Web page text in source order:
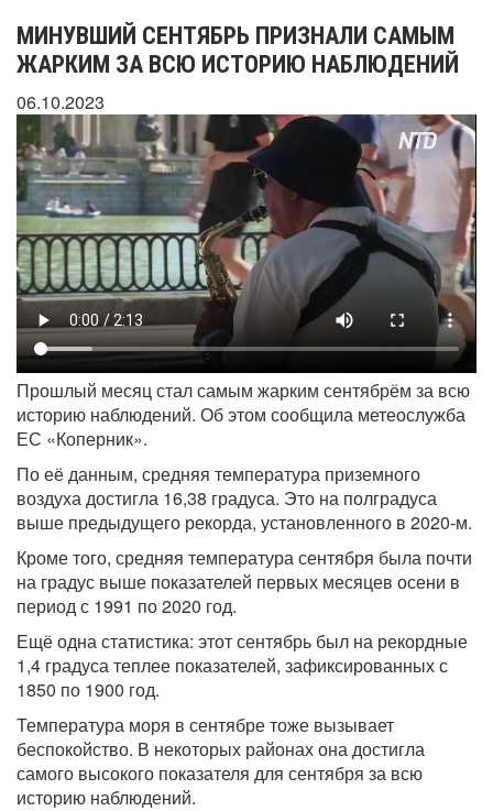
МИНУВШИЙ СЕНТЯБРЬ ПРИЗНАЛИ САМЫМ
ЖАРКИМ ЗА ВСЮ ИСТОРИЮ НАБЛЮДЕНИЙ
06.10.2023
Прошлый месяц стал самым жарким сентябрём за всю
историю наблюдений. Об этом сообщила метеослужба
ЕС «Коперник».
По её данным, средняя температура приземного
воздуха достигла 16,38 градуса. Это на полградуса
выше предыдущего рекорда, установленного в 2020-м.
Кроме того, средняя температура сентября была почти
на градус выше показателей первых месяцев осени в
период с 1991 по 2020 год.
Ещё одна статистика: этот сентябрь был на рекордные
1,4 градуса теплее показателей, зафиксированных с
1850 по 1900 год.
Температура моря в сентябре тоже вызывает
беспокойство. В некоторых районах она достигла
самого высокого показателя для сентября за всю
историю наблюдений.